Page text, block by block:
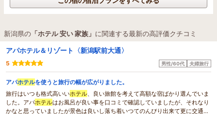
新潟県の 「ホテル 安い 家族」 に関連する最新の高評価クチコミ
アパホテル＆リゾート〈新潟駅前大通〉
5 男性/60代 夫婦旅行
アパホテルを使うと旅行の幅が広がりました。
旅行はいつも格式高いいホテル 、良い旅館を考えて高額な宿ばかり選んでいま
した。アパホテルはお風呂が良い事を口コミで確認していましたが、それなり
かなと思っていましたが景色は良いし落ち着いつてのんびり出来て更に交通の